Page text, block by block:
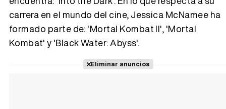
carrera en el mundo del cine, Jessica McNamee ha
formado parte de: 'Mortal Kombat II', 'Mortal
Kombat' y 'Black Water: Abyss'.
Eliminar anuncios